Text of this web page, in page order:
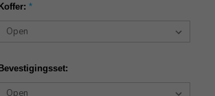
Koffer:*
Bevestigingsset: